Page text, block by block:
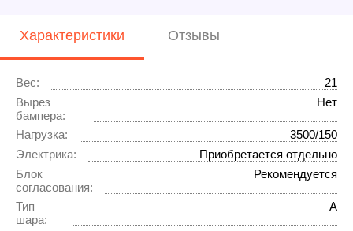
Характеристики Отзывы
Вес:
21
Вырез
бампера:
Нет
Нагрузка:
3500/150
Электрика:
Приобретается отдельно
Блок
согласования:
Рекомендуется
Тип
шара:
A